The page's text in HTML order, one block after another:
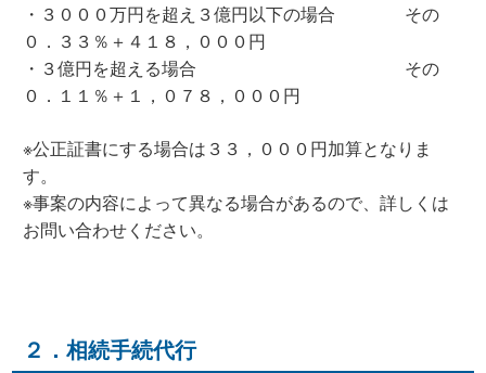
・３０００万円を超え３億円以下の場合 その
０．３３％＋４１８，０００円
・３億円を超える場合 その
０．１１％＋１，０７８，０００円
※公正証書にする場合は３３，０００円加算となりま
す。
※事案の内容によって異なる場合があるので、詳しくは
お問い合わせください。
２．相続手続代行